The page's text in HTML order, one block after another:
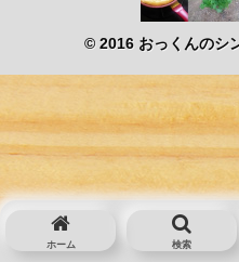
© 2016 おっくんのシ
ホーム 検索